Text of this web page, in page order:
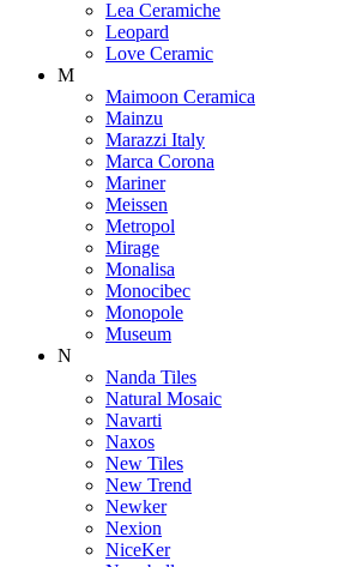
Lea Ceramiche
Leopard
Love Ceramic
M
Maimoon Ceramica
Mainzu
Marazzi Italy
Marca Corona
Mariner
Meissen
Metropol
Mirage
Monalisa
Monocibec
Monopole
Museum
N
Nanda Tiles
Natural Mosaic
Navarti
Naxos
New Tiles
New Trend
Newker
Nexion
NiceKer